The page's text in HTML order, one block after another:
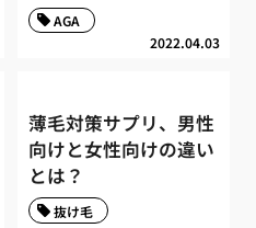
2022.04.03
AGA
薄毛対策サプリ、男性
向けと女性向けの違い
とは？
抜け毛